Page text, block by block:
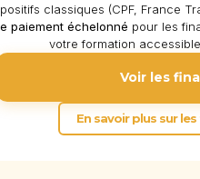
classiques (CPF, France
paiement échelonné pour les
votre formation
Voir les
En savoir plus sur